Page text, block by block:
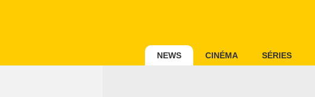
NEWS CINÉMA SÉRIES